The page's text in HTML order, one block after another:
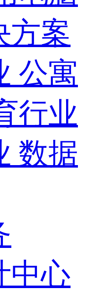
方案
公寓
行业
数据
中心